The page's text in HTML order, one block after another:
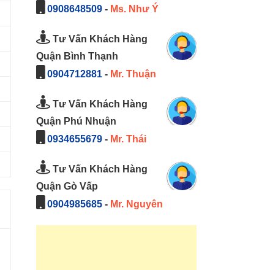
0908648509- Ms. Như Ý
Tư Vấn Khách Hàng
Quận Bình Thạnh
0904712881- Mr. Thuận
Tư Vấn Khách Hàng
Quận Phú Nhuận
0934655679- Mr. Thái
Tư Vấn Khách Hàng
Quận Gò Vấp
0904985685- Mr. Nguyên